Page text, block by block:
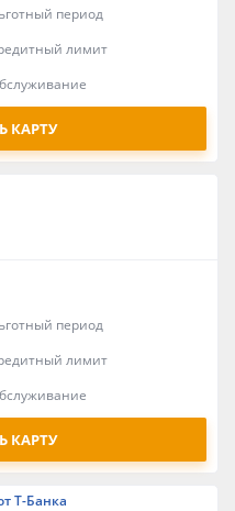
льготный период
лимит
обслуживание
КАРТУ
льготный период
лимит
обслуживание
КАРТУ
Т-Банка